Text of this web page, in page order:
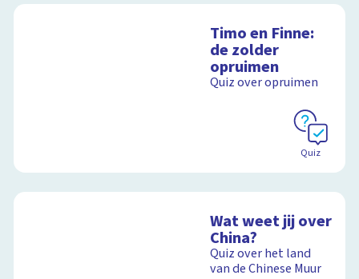
Timo en Finne:
de zolder
opruimen
Quiz over opruimen
Quiz
Wat weet jij over
China?
Quiz over het land
van de Chinese Muur